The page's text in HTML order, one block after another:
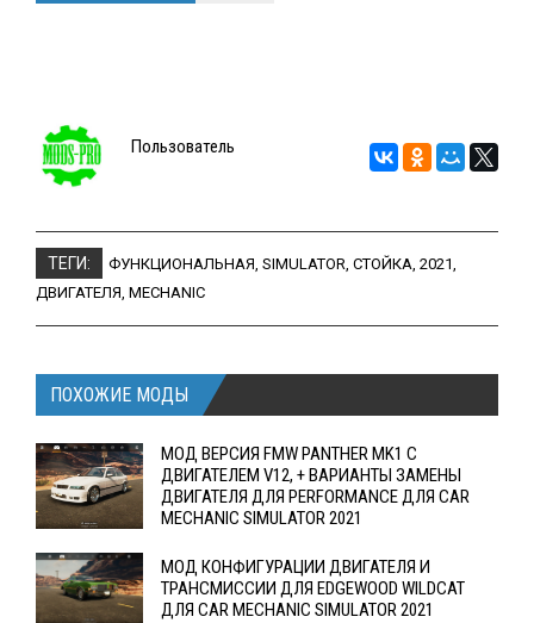
Пользователь
ТЕГИ: ФУНКЦИОНАЛЬНАЯ, SIMULATOR, СТОЙКА, 2021,
ДВИГАТЕЛЯ, MECHANIC
ПОХОЖИЕ МОДЫ
МОД ВЕРСИЯ FMW PANTHER MK1 С
ДВИГАТЕЛЕМ V12, + ВАРИАНТЫ ЗАМЕНЫ
ДВИГАТЕЛЯ ДЛЯ PERFORMANCE ДЛЯ CAR
MECHANIC SIMULATOR 2021
МОД КОНФИГУРАЦИИ ДВИГАТЕЛЯ И
ТРАНСМИССИИ ДЛЯ EDGEWOOD WILDCAT
ДЛЯ CAR MECHANIC SIMULATOR 2021